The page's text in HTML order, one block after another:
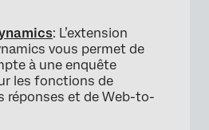
: L’extension
vous permet de
à une enquête
les fonctions de
réponses et de Web-to-